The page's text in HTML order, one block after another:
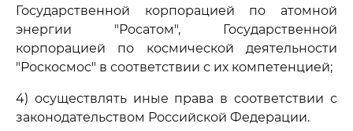
Государственной корпорацией по атомной
энергии "Росатом", Государственной
корпорацией по космической деятельности
"Роскосмос" в соответствии с их компетенцией;
4) осуществлять иные права в соответствии с
законодательством Российской Федерации.